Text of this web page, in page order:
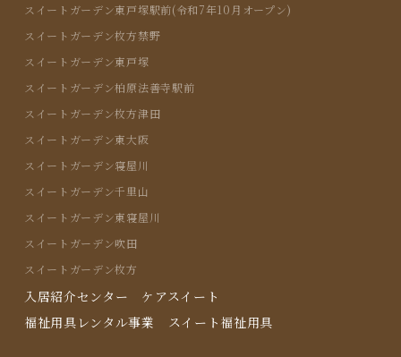
スイートガーデン東戸塚駅前(令和7年10月オープン)
スイートガーデン枚方禁野
スイートガーデン東戸塚
スイートガーデン柏原法善寺駅前
スイートガーデン枚方津田
スイートガーデン東大阪
スイートガーデン寝屋川
スイートガーデン千里山
スイートガーデン東寝屋川
スイートガーデン吹田
スイートガーデン枚方
入居紹介センター ケアスイート
福祉用具レンタル事業 スイート福祉用具